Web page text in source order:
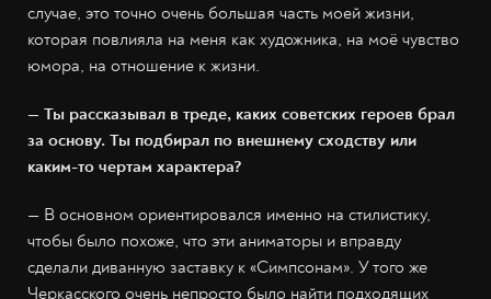
случае, это точно очень большая часть моей жизни,
которая повлияла на меня как художника, на моё чувство
юмора, на отношение к жизни.
— Ты рассказывал в треде, каких советских героев брал
за основу. Ты подбирал по внешнему сходству или
каким-то чертам характера?
— В основном ориентировался именно на стилистику,
чтобы было похоже, что эти аниматоры и вправду
сделали диванную заставку к «Симпсонам». У того же
Черкасского очень непросто было найти подходящих